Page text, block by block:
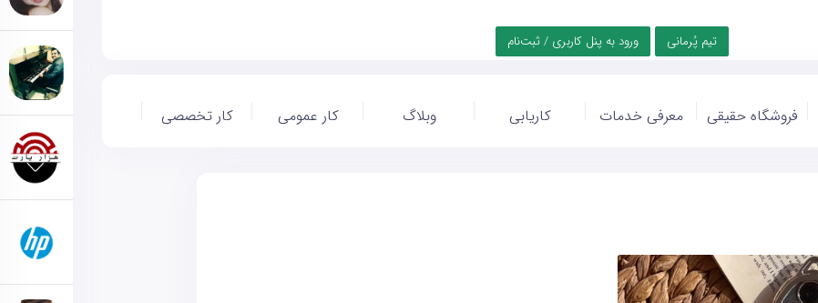
ورود به پنل کاربری / ثبت‌نام تیم پُرمانی
کار تخصصی کار عمومی وبلاگ کاریابی معرفی خدمات فروشگاه حقیقی